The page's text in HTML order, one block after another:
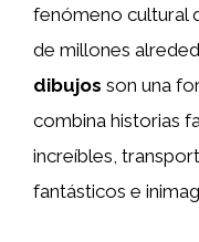
fenómeno cultural
de millones
dibujos son una
combina historias
increíbles,
fantásticos e